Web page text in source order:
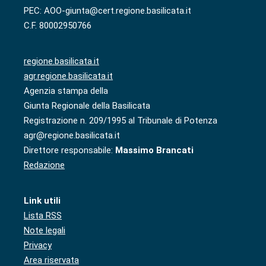
PEC: AOO-giunta@cert.regione.basilicata.it
C.F. 80002950766
regione.basilicata.it
agr.regione.basilicata.it
Agenzia stampa della
Giunta Regionale della Basilicata
Registrazione n. 209/1995 al Tribunale di Potenza
agr@regione.basilicata.it
Direttore responsabile: Massimo Brancati
Redazione
Link utili
Lista RSS
Note legali
Privacy
Area riservata